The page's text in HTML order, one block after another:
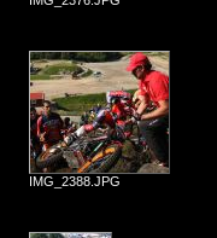
IMG_2388.JPG